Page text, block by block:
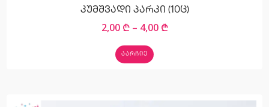
კუმშვადი პარკი (10ც)
2,00 ₾ – 4,00 ₾
ᲐᲐᲠᲩᲘᲔ